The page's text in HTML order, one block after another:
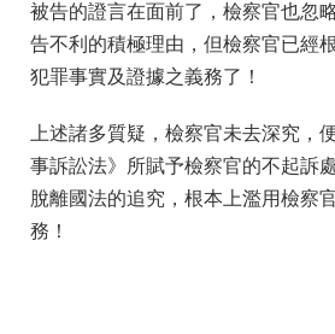
被告的證言在面前了，檢察官也忽
告不利的積極理由，但檢察官已經
犯罪事實及證據之義務了！
上述諸多質疑，檢察官未去深究，
事訴訟法》所賦予檢察官的不起訴
脫離國法的追究，根本上濫用檢察
務！